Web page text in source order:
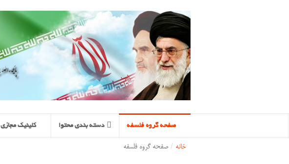
صفحه گروه فلسفه دسته بندی محتوا کلینیک مجازی
خانه / صفحه گروه فلسفه